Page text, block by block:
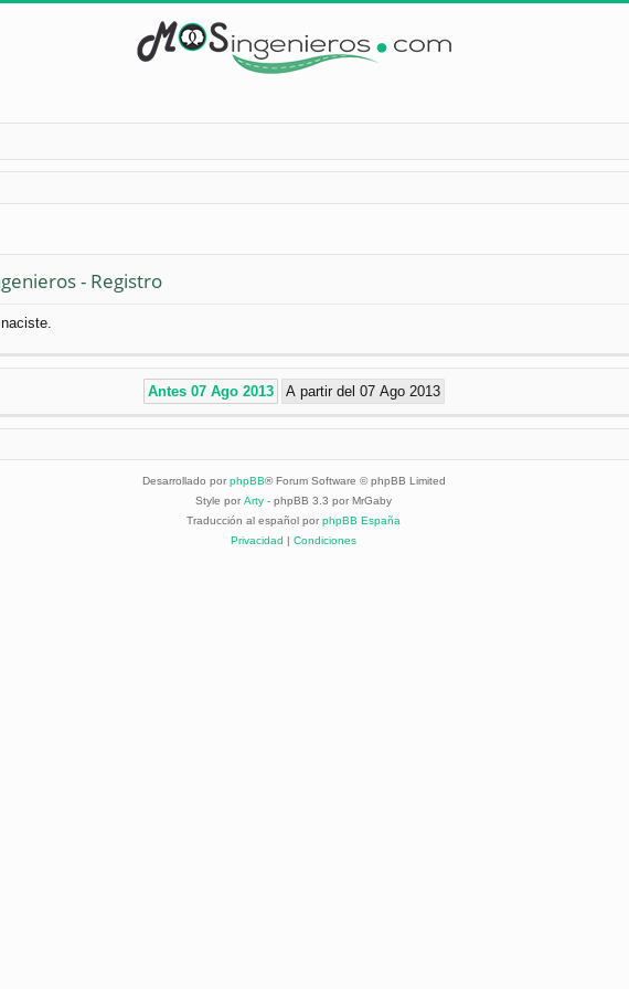
- Registro
Desarrollado por phpBB® Forum Software © phpBB Limited
Style por Arty - phpBB 3.3 por MrGaby
Traducción al español por phpBB España
Privacidad | Condiciones